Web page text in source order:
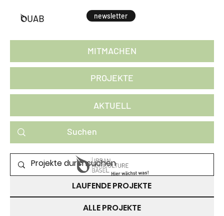
newsletter
PROJEKTE ZUM MITMACHEN
LAUFENDE PROJEKTE
ALLE PROJEKTE
AKTUELL
PROJEKTE
MITMACHEN